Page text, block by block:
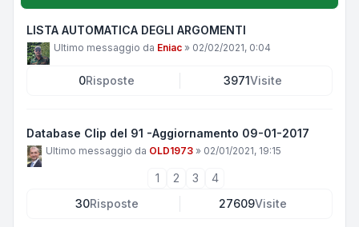
LISTA AUTOMATICA DEGLI ARGOMENTI
Ultimo messaggio da Eniac » 02/02/2021, 0:04
0Risposte 3971Visite
Database Clip del 91 -Aggiornamento 09-01-2017
Ultimo messaggio da OLD1973 » 02/01/2021, 19:15
1 2 3
4
30Risposte 27609Visite